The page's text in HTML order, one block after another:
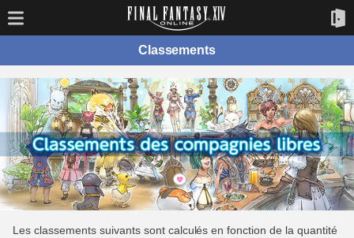
Classements
Les classements suivants sont calculés en fonction de la quantité